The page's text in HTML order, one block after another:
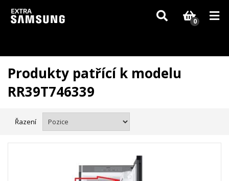
Vzhledem k aktuální situaci se může dodání dílů, které nejsou skladem,
zpozdit. Děkujeme za pochopení.
0
Produkty patřící k modelu
RR39T746339
Řazení